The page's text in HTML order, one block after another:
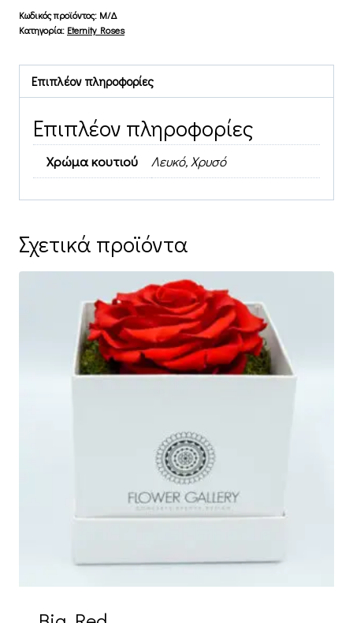
Κωδικός προϊόντος: Μ/Δ
Κατηγορία: Eternity Roses
Επιπλέον πληροφορίες
Επιπλέον πληροφορίες
Χρώμα κουτιού Λευκό, Χρυσό
Σχετικά προϊόντα